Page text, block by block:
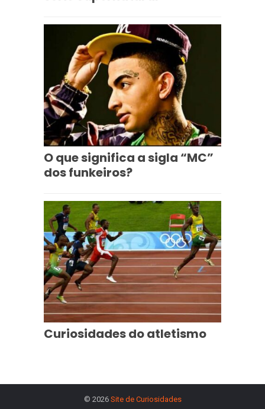
O que significa a sigla “MC”
dos funkeiros?
Curiosidades do atletismo
© 2026 Site de Curiosidades